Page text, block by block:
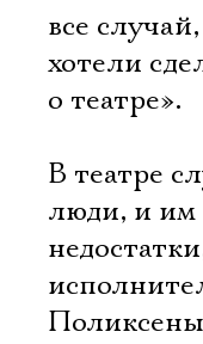
все
хотели
о театре».
В театре
люди, и им